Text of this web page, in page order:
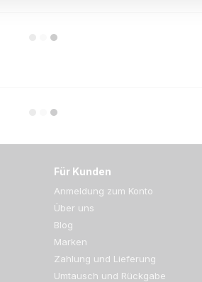
Für Kunden
Anmeldung zum Konto
Über uns
Blog
Marken
Zahlung und Lieferung
Umtausch und Rückgabe